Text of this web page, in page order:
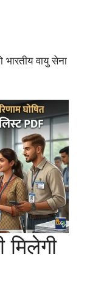
वायु सेना
मिलेगी